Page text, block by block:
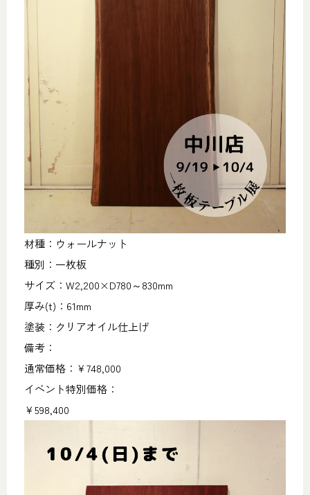
材種：ウォールナット
種別：一枚板
サイズ：W2,200×D780～830mm
厚み(t)：61mm
塗装：クリアオイル仕上げ
備考：
通常価格：￥748,000
イベント特別価格：
￥598,400